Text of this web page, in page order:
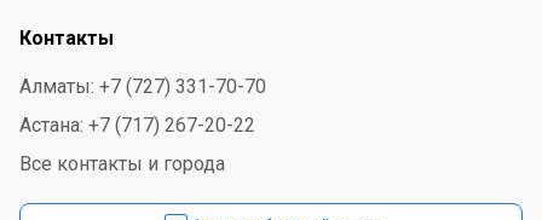
Контакты
Алматы: +7 (727) 331-70-70
Астана: +7 (717) 267-20-22
Все контакты и города